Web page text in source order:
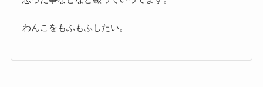
わんこをもふもふしたい。